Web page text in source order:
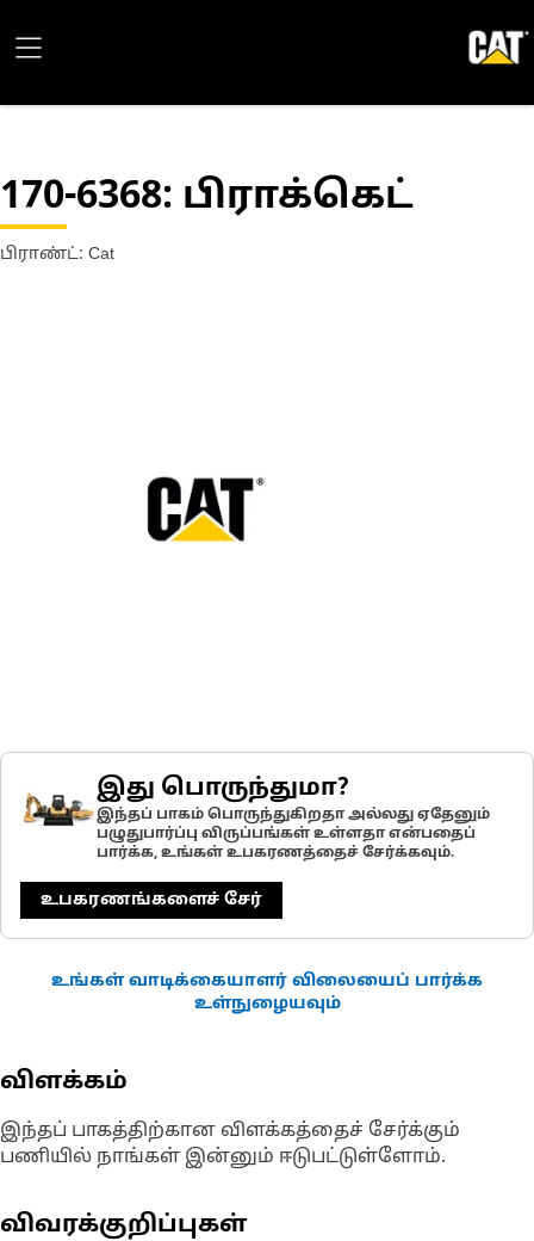
170-6368: பிராக்கெட்
பிராண்ட்: Cat
இது பொருந்துமா?
இந்தப் பாகம் பொருந்துகிறதா அல்லது ஏதேனும்
பழுதுபார்ப்பு விருப்பங்கள் உள்ளதா என்பதைப்
பார்க்க, உங்கள் உபகரணத்தைச் சேர்க்கவும்.
உபகரணங்களைச் சேர்
உங்கள் வாடிக்கையாளர் விலையைப் பார்க்க
உள்நுழையவும்
விளக்கம்
இந்தப் பாகத்திற்கான விளக்கத்தைச் சேர்க்கும்
பணியில் நாங்கள் இன்னும் ஈடுபட்டுள்ளோம்.
விவரக்குறிப்புகள்